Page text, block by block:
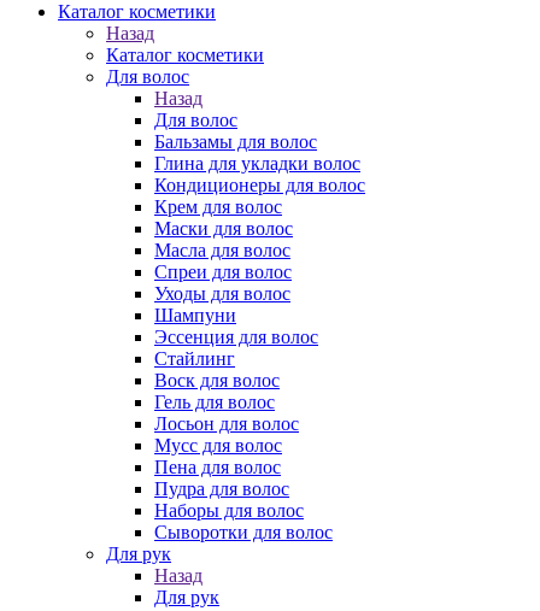
Каталог косметики
Назад
Каталог косметики
Для волос
Назад
Для волос
Бальзамы для волос
Глина для укладки волос
Кондиционеры для волос
Крем для волос
Маски для волос
Масла для волос
Спреи для волос
Уходы для волос
Шампуни
Эссенция для волос
Стайлинг
Воск для волос
Гель для волос
Лосьон для волос
Мусс для волос
Пена для волос
Пудра для волос
Наборы для волос
Сыворотки для волос
Для рук
Назад
Для рук